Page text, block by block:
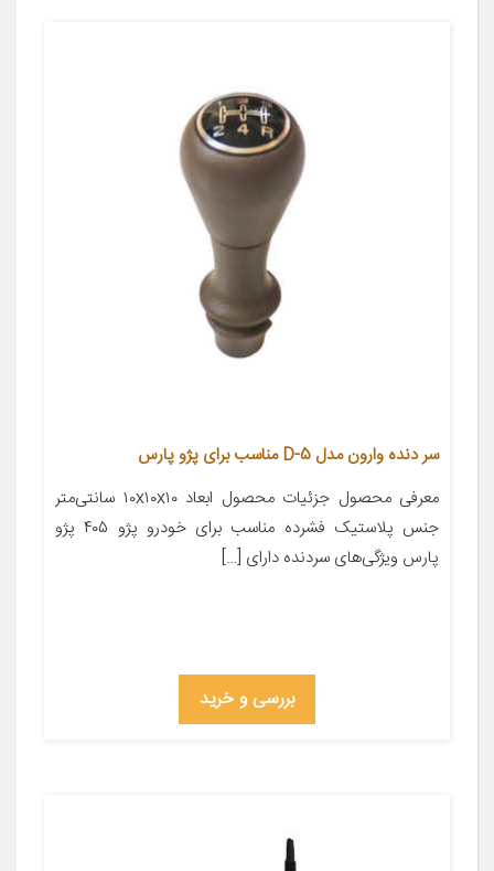
سر دنده وارون مدل D-5 مناسب برای پژو پارس
معرفی محصول جزئیات محصول ابعاد ۱۰x۱۰x۱۰ سانتی‌متر
جنس پلاستیک فشرده مناسب برای خودرو پژو ۴۰۵ پژو
پارس ویژگی‌های سردنده دارای […]
بررسی و خرید